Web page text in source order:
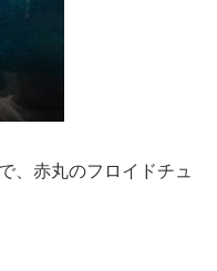
、赤丸のフロイドチュ